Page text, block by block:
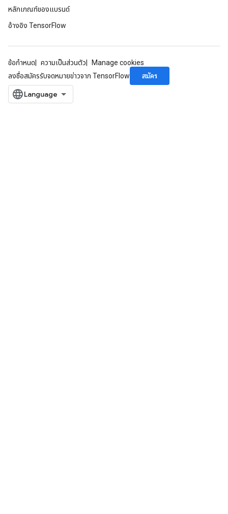
หลักเกณฑ์ของแบรนด์
อ้างอิง TensorFlow
ข้อกำหนด ความเป็นส่วนตัว
Manage cookies
ลงชื่อสมัครรับจดหมายข่าวจาก TensorFlow
สมัคร